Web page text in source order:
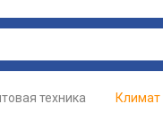
техника Климат